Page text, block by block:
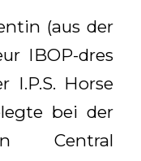
(aus der
IBOP-dres
I.P.S. Horse
bei der
Central